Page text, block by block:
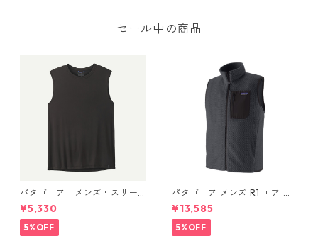
セール中の商品
パタゴニア メンズ・スリー
ブレス・キャプリーン・クー
ル・デイリー・シャツ (カラ
ー Black) Patagonia Men's Sl
eeveless Capilene® Cool Da
¥5,330
5%OFF
パタゴニア メンズ R1 エア ベ
スト 40285 Smolder Blue
¥13,585
5%OFF